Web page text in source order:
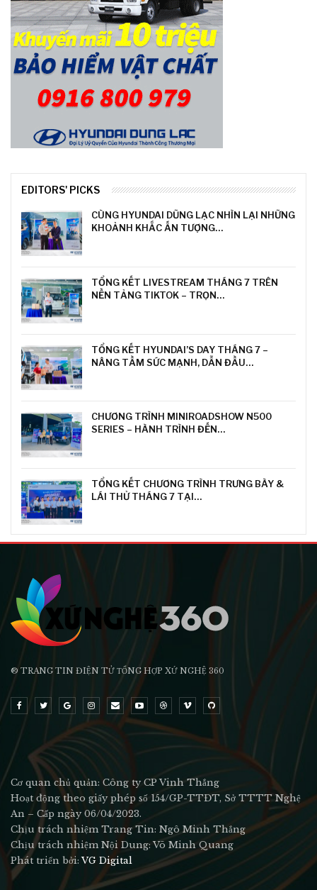
EDITORS' PICKS
CÙNG HYUNDAI DŨNG LẠC NHÌN LẠI NHỮNG
KHOẢNH KHẮC ẤN TƯỢNG…
TỔNG KẾT LIVESTREAM THÁNG 7 TRÊN
NỀN TẢNG TIKTOK – TRỌN…
TỔNG KẾT HYUNDAI’S DAY THÁNG 7 –
NÂNG TẦM SỨC MẠNH, DẪN ĐẦU…
CHƯƠNG TRÌNH MINIROADSHOW N500
SERIES – HÀNH TRÌNH ĐẾN…
TỔNG KẾT CHƯƠNG TRÌNH TRƯNG BÀY &
LÁI THỬ THÁNG 7 TẠI…
® TRANG TIN ĐIỆN TỬ ТỔNG HỢP XỨ NGHỆ 360
Cơ quan chủ quản: Công ty CP Vinh Thắng
Hoạt động theo giấy phép số 154/GP-TTĐT, Sở TTTT Nghệ
An – Cấp ngày 06/04/2023.
Chịu trách nhiệm Trang Tin: Ngô Minh Thắng
Chịu trách nhiệm Nội Dung: Võ Minh Quang
Phát triển bởi:VG Digital